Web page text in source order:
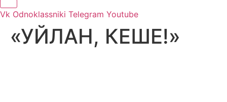
Vk Odnoklassniki Telegram Youtube
«УЙЛАН, КЕШЕ!»